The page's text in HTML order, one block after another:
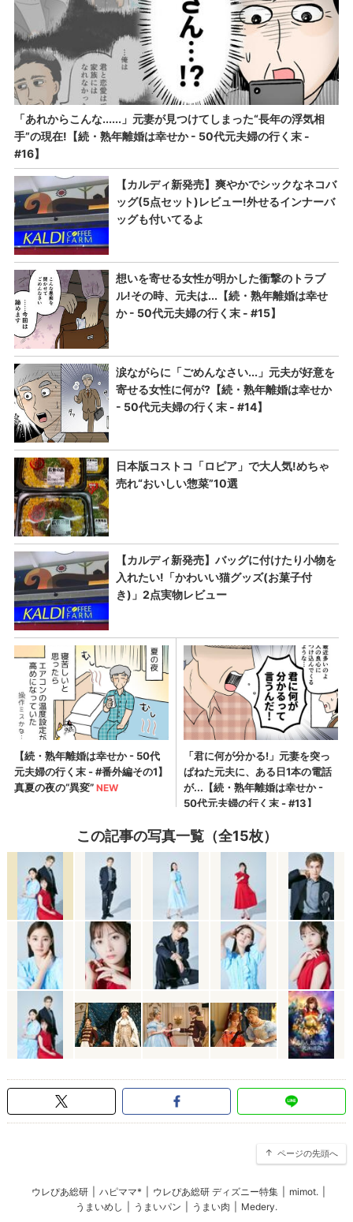
この記事の写真一覧（全15枚）
ページの先頭へ
ウレぴあ総研 ハピママ* ウレぴあ総研 ディズニー特集 mimot.
うまいめし
うまいパン うまい肉 Medery.